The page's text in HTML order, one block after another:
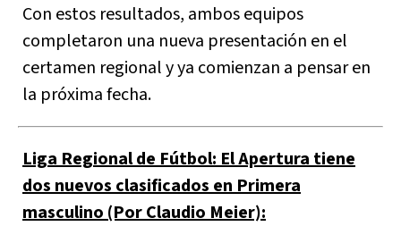
Con estos resultados, ambos equipos
completaron una nueva presentación en el
certamen regional y ya comienzan a pensar en
la próxima fecha.
Liga Regional de Fútbol: El Apertura tiene
dos nuevos clasificados en Primera
masculino (Por Claudio Meier):